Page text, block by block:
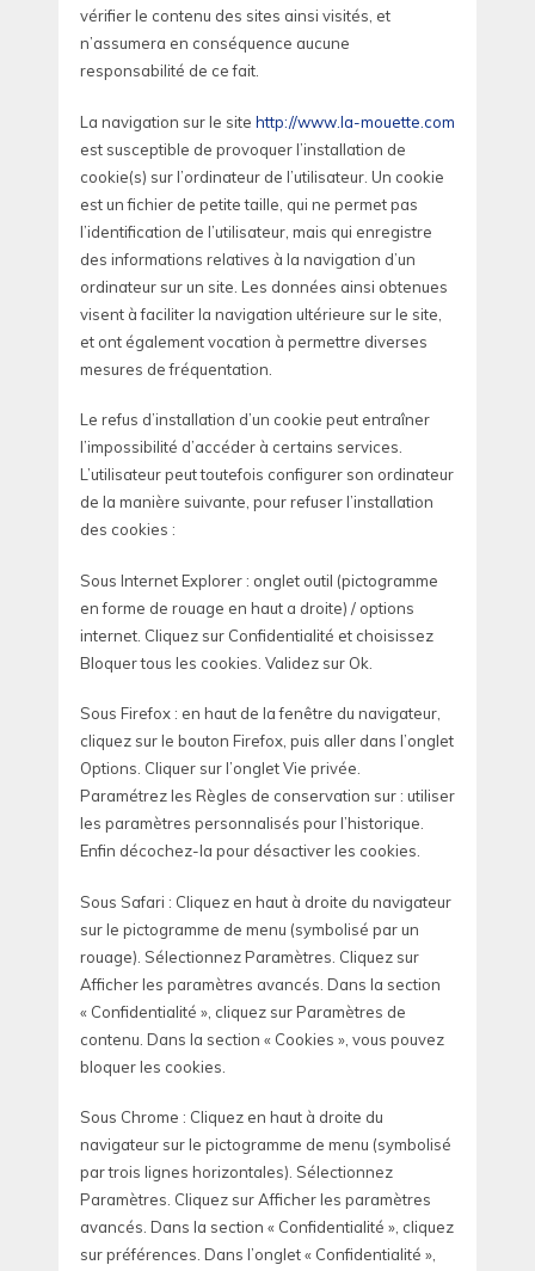
vérifier le contenu des sites ainsi visités, et
n’assumera en conséquence aucune
responsabilité de ce fait.
La navigation sur le site http://www.la-mouette.com
est susceptible de provoquer l’installation de
cookie(s) sur l’ordinateur de l’utilisateur. Un cookie
est un fichier de petite taille, qui ne permet pas
l’identification de l’utilisateur, mais qui enregistre
des informations relatives à la navigation d’un
ordinateur sur un site. Les données ainsi obtenues
visent à faciliter la navigation ultérieure sur le site,
et ont également vocation à permettre diverses
mesures de fréquentation.
Le refus d’installation d’un cookie peut entraîner
l’impossibilité d’accéder à certains services.
L’utilisateur peut toutefois configurer son ordinateur
de la manière suivante, pour refuser l’installation
des cookies :
Sous Internet Explorer : onglet outil (pictogramme
en forme de rouage en haut a droite) / options
internet. Cliquez sur Confidentialité et choisissez
Bloquer tous les cookies. Validez sur Ok.
Sous Firefox : en haut de la fenêtre du navigateur,
cliquez sur le bouton Firefox, puis aller dans l’onglet
Options. Cliquer sur l’onglet Vie privée.
Paramétrez les Règles de conservation sur : utiliser
les paramètres personnalisés pour l’historique.
Enfin décochez-la pour désactiver les cookies.
Sous Safari : Cliquez en haut à droite du navigateur
sur le pictogramme de menu (symbolisé par un
rouage). Sélectionnez Paramètres. Cliquez sur
Afficher les paramètres avancés. Dans la section
« Confidentialité », cliquez sur Paramètres de
contenu. Dans la section « Cookies », vous pouvez
bloquer les cookies.
Sous Chrome : Cliquez en haut à droite du
navigateur sur le pictogramme de menu (symbolisé
par trois lignes horizontales). Sélectionnez
Paramètres. Cliquez sur Afficher les paramètres
avancés. Dans la section « Confidentialité », cliquez
sur préférences. Dans l’onglet « Confidentialité »,